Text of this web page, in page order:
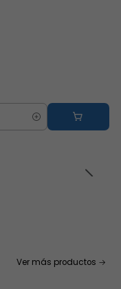
Ver más productos